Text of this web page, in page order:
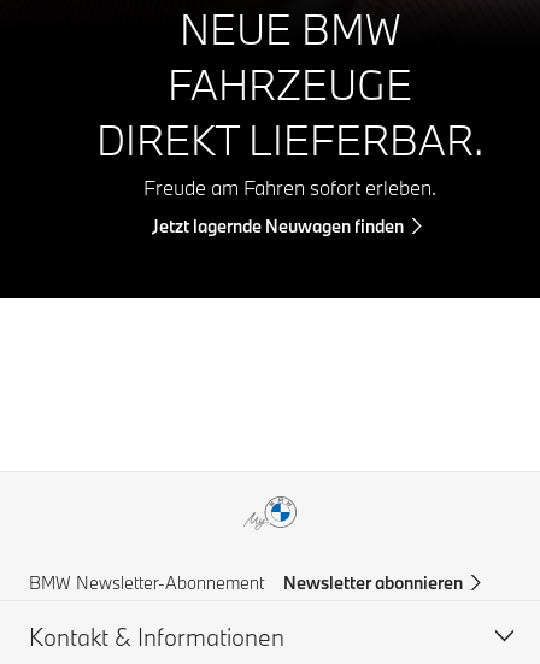
NEUE BMW
FAHRZEUGE
DIREKT LIEFERBAR.
Freude am Fahren sofort erleben.
Jetzt lagernde Neuwagen finden
BMW Newsletter-Abonnement Newsletter abonnieren
Kontakt & Informationen